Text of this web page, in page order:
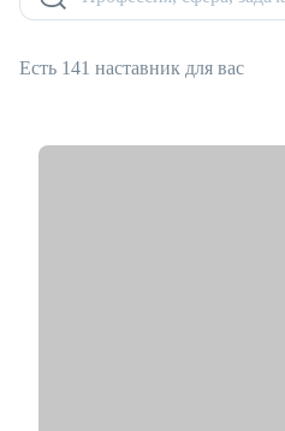
Есть 141 наставник для вас